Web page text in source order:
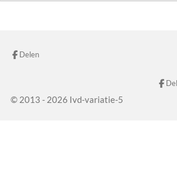
Delen
© 2013 - 2026 Ivd-variatie-5